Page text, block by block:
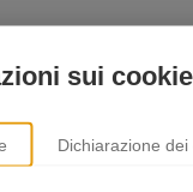
sui
Dichiarazione dei